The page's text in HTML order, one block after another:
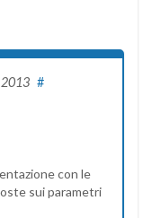
#
con le
sui parametri